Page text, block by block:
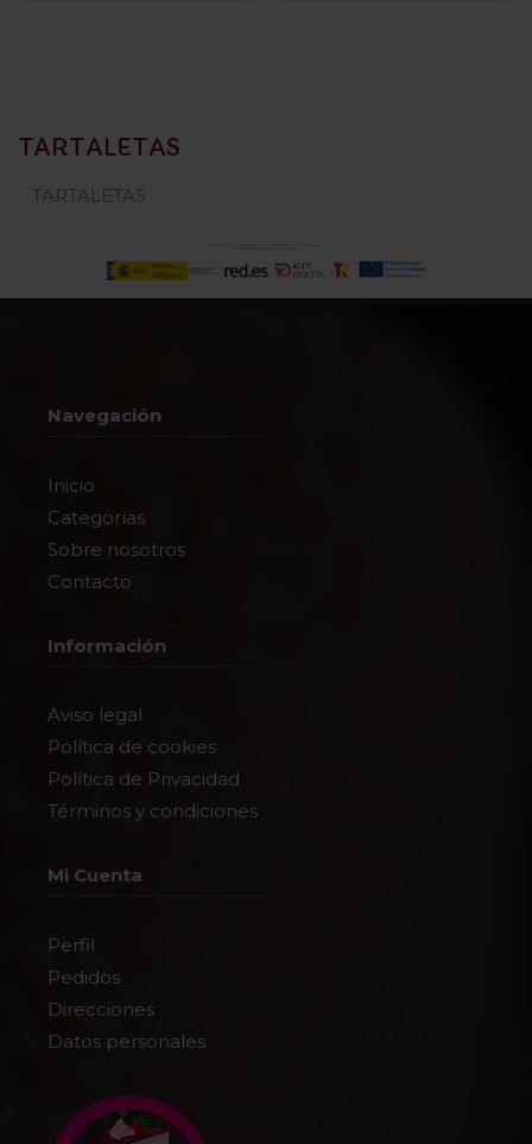
TARTALETAS
TARTALETAS
Navegación
Inicio
Categorías
Sobre nosotros
Contacto
Información
Aviso legal
Política de cookies
Política de Privacidad
Términos y condiciones
Mi Cuenta
Perfil
Pedidos
Direcciones
Datos personales